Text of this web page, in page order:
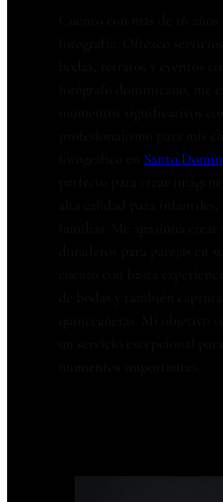
Cuento con más de 16
fotografía. Ofrezco
bodas, retratos y eventos
fotógrafo dominicano, me
momentos significativos
profesionalismo para mis
Santo
perfecto para crear
alta calidad para infantiles,
duraderos para parejas en
cuento con basta
de bodas y también
quinceañeras. Mi objetivo